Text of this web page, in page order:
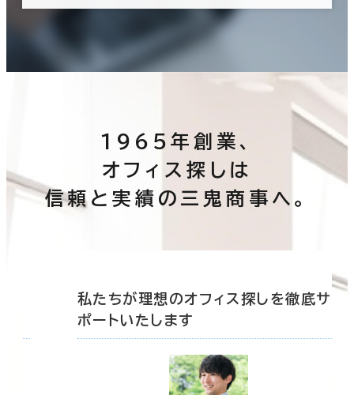
1965年創業、
オフィス探しは
信頼と実績の三鬼商事へ。
私たちが理想のオフィス探しを徹底サ
ポートいたします